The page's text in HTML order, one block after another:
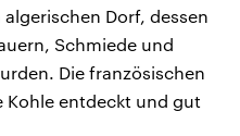
Dorf, dessen
Schmiede und
Die französischen
Kohle entdeckt und gut